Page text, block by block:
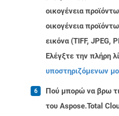
οικογένεια
οικογένεια
εικόνα (TIFF, JPEG,
Ελέγξτε την πλήρη
υποστηριζόμενων
Πού μπορώ να βρω
του Aspose.Total